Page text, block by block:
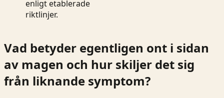
enligt etablerade
riktlinjer.
Vad betyder egentligen ont i sidan
av magen och hur skiljer det sig
från liknande symptom?